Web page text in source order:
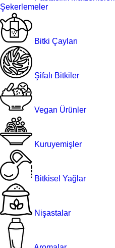
Şekerlemeler
Bitki Çayları
Şifalı Bitkiler
Vegan Ürünler
Kuruyemişler
Bitkisel Yağlar
Nişastalar